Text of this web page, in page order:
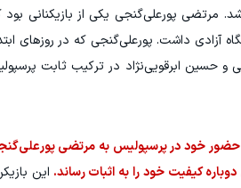
مرتضی پورعلی‌گنجی یکی از بازیکنانی
آزادی داشت. پورعلی‌گنجی که در
حضور خود در پرسپولیس به مرتضی
کیفیت خود را به اثبات رساند. این